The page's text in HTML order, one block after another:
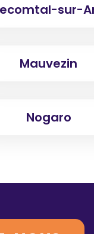
sur-
Mauvezin
Nogaro